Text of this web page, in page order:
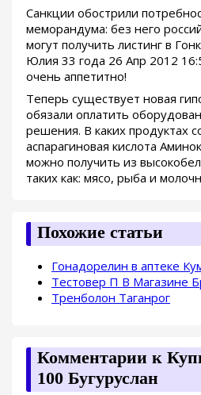
Санкции обострили
меморандума: без него
могут получить листинг в
Юлия 33 года 26 Апр 2012
очень аппетитно!
Теперь существует новая
обязали оплатить
решения. В каких продуктах
аспарагиновая кислота
можно получить из
таких как: мясо, рыба и
Похожие статьи
Гонадорелин в аптеке
Тестовер П В Магазине
Тренболон Таганрог
Комментарии к
100 Бугуруслан